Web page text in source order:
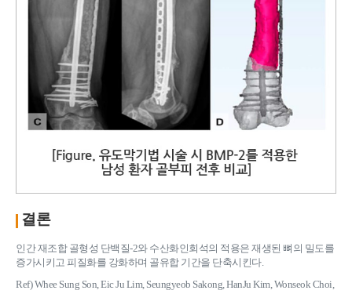
결론
인간 재조합 골형성 단백질-2와 수산화인회석의 적용은 재생된 뼈의 밀도를
증가시키고 피질화를 강화하며 골유합 기간을 단축시킨다.
Ref) Whee Sung Son, Eic Ju Lim, Seungyeob Sakong, HanJu Kim, Wonseok Choi,